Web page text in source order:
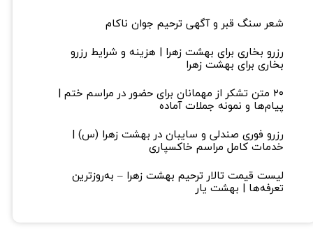
شعر سنگ قبر و آگهی ترحیم جوان ناکام
رزرو بخاری برای بهشت زهرا | هزینه و شرایط رزرو
بخاری برای بهشت زهرا
۲۰ متن تشکر از مهمانان برای حضور در مراسم ختم |
پیام‌ها و نمونه جملات آماده
رزرو فوری صندلی و سایبان در بهشت زهرا (س) |
خدمات کامل مراسم خاکسپاری
لیست قیمت تالار ترحیم بهشت زهرا – به‌روزترین
تعرفه‌ها | بهشت یار